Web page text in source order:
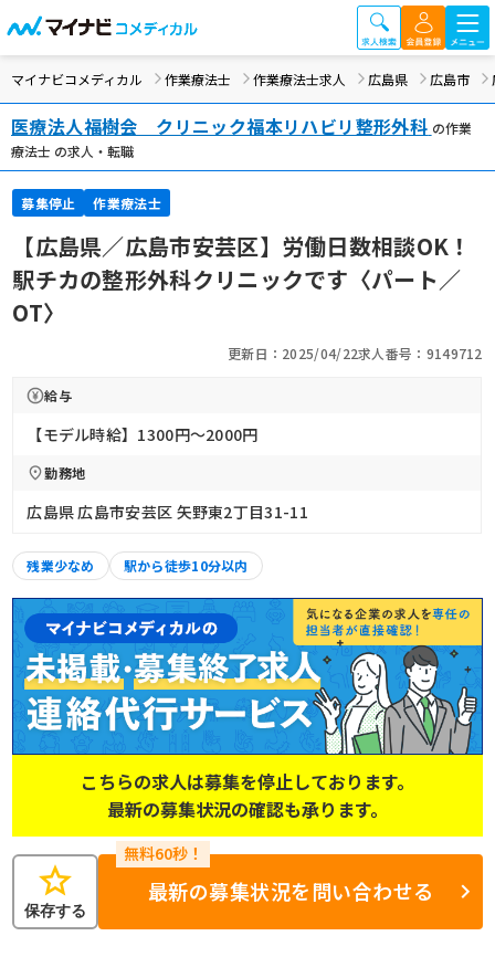
マイナビコメディカル 作業療法士 作業療法士求人 広島県 広島市
医療法人福樹会 クリニック福本リハビリ整形外科 の作業
療法士 の求人・転職
募集停止 作業療法士
【広島県／広島市安芸区】労働日数相談OK！
駅チカの整形外科クリニックです〈パート／
OT〉
更新日：2025/04/22求人番号：9149712
給与
【モデル時給】1300円〜2000円
勤務地
広島県 広島市安芸区 矢野東2丁目31-11
残業少なめ 駅から徒歩10分以内
こちらの求人は募集を停止しております。
最新の募集状況の確認も承ります。
star
保存する
最新の募集状況を問い合わせる